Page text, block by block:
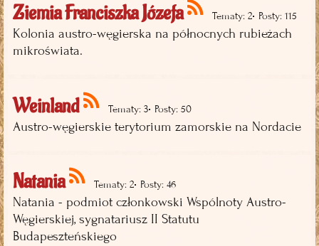
Ziemia Franciszka Józefa Tematy: 2• Posty: 115
Kolonia austro-węgierska na północnych rubieżach
mikroświata.
Weinland Tematy: 3• Posty: 50
Austro-węgierskie terytorium zamorskie na Nordacie
Natania Tematy: 2• Posty: 46
Natania - podmiot członkowski Wspólnoty Austro-
Węgierskiej, sygnatariusz II Statutu
Budapeszteńskiego